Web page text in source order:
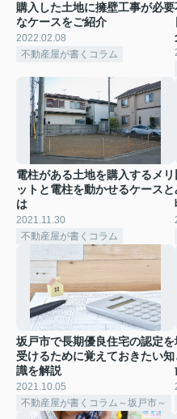
購入した土地に擁壁工事が必要
なケースをご紹介
2022.02.08
不動産屋が書くコラム
電柱がある土地を購入するメリ
ットと電柱を動かせるケースと
は
2021.11.30
不動産屋が書くコラム
坂戸市で長期優良住宅の認定を
受けるために覚えておきたい知
識を解説
2021.10.05
不動産屋が書くコラム～坂戸市～